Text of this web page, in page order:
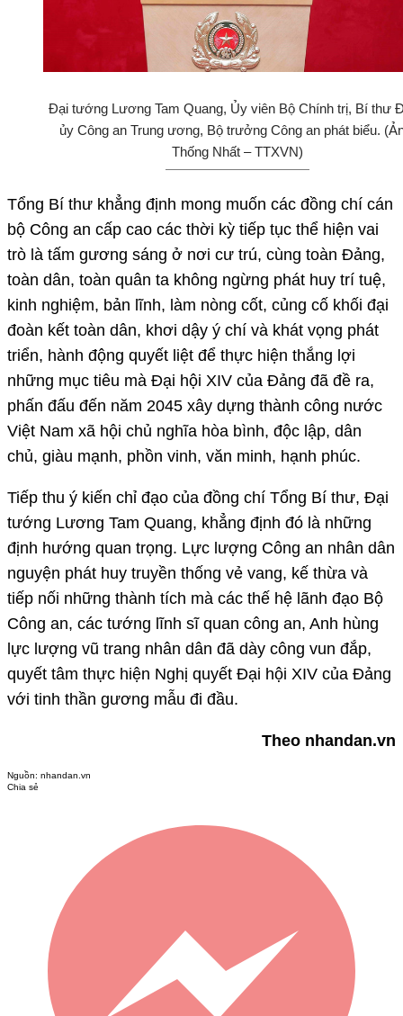
Đại tướng Lương Tam Quang, Ủy viên Bộ Chính trị, Bí thư
ủy Công an Trung ương, Bộ trưởng Công an phát biểu.
Thống Nhất – TTXVN)
Tổng Bí thư khẳng định mong muốn các đồng chí cán
bộ Công an cấp cao các thời kỳ tiếp tục thể hiện vai
trò là tấm gương sáng ở nơi cư trú, cùng toàn Đảng,
toàn dân, toàn quân ta không ngừng phát huy trí tuệ,
kinh nghiệm, bản lĩnh, làm nòng cốt, củng cố khối đại
đoàn kết toàn dân, khơi dậy ý chí và khát vọng phát
triển, hành động quyết liệt để thực hiện thắng lợi
những mục tiêu mà Đại hội XIV của Đảng đã đề ra,
phấn đấu đến năm 2045 xây dựng thành công nước
Việt Nam xã hội chủ nghĩa hòa bình, độc lập, dân
chủ, giàu mạnh, phồn vinh, văn minh, hạnh phúc.
Tiếp thu ý kiến chỉ đạo của đồng chí Tổng Bí thư, Đại
tướng Lương Tam Quang, khẳng định đó là những
định hướng quan trọng. Lực lượng Công an nhân dân
nguyện phát huy truyền thống vẻ vang, kế thừa và
tiếp nối những thành tích mà các thế hệ lãnh đạo Bộ
Công an, các tướng lĩnh sĩ quan công an, Anh hùng
lực lượng vũ trang nhân dân đã dày công vun đắp,
quyết tâm thực hiện Nghị quyết Đại hội XIV của Đảng
với tinh thần gương mẫu đi đầu.
Theo nhandan.vn
Nguồn: nhandan.vn
Chia sẻ